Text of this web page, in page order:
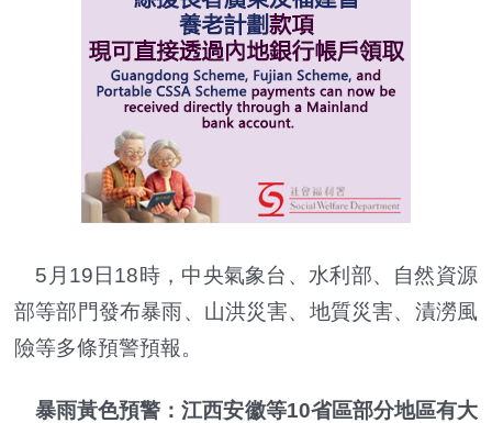
5月19日18時，中央氣象台、水利部、自然資源
部等部門發布暴雨、山洪災害、地質災害、漬澇風
險等多條預警預報。
暴雨黃色預警：江西安徽等10省區部分地區有大